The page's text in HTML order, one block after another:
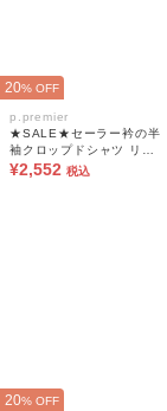
20% OFF
p.premier
★SALE★セーラー衿の半
袖クロップドシャツ リン
ク セットアップ可
¥2,552 税込
20% OFF